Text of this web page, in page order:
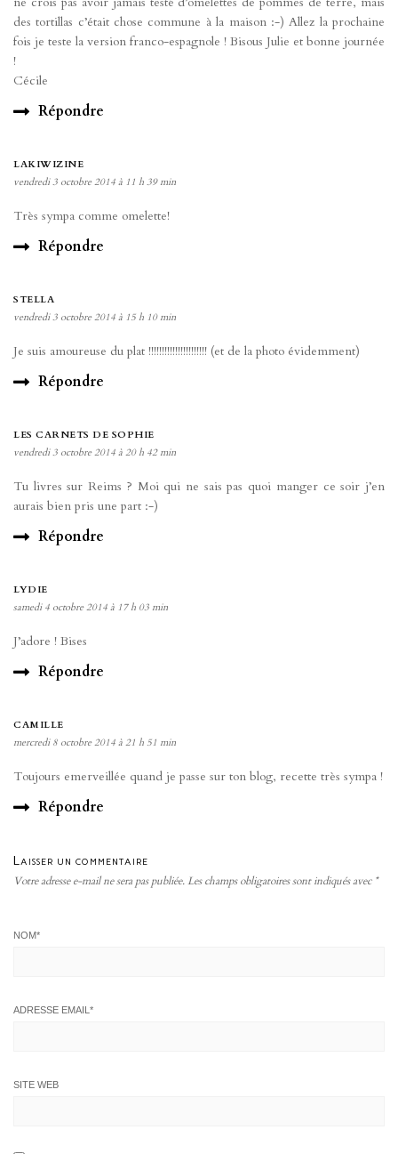
des tortillas c’était chose commune à la maison :-) Allez la prochaine
fois je teste la version franco-espagnole ! Bisous Julie et bonne journée
!
Cécile
Répondre
LAKIWIZINE
vendredi 3 octobre 2014 à 11 h 39 min
Très sympa comme omelette!
Répondre
STELLA
vendredi 3 octobre 2014 à 15 h 10 min
Je suis amoureuse du plat !!!!!!!!!!!!!!!!!!!!!! (et de la photo évidemment)
Répondre
LES CARNETS DE SOPHIE
vendredi 3 octobre 2014 à 20 h 42 min
Tu livres sur Reims ? Moi qui ne sais pas quoi manger ce soir j’en
aurais bien pris une part :-)
Répondre
LYDIE
samedi 4 octobre 2014 à 17 h 03 min
J’adore ! Bises
Répondre
CAMILLE
mercredi 8 octobre 2014 à 21 h 51 min
Toujours emerveillée quand je passe sur ton blog, recette très sympa !
Répondre
Laisser un commentaire
Votre adresse e-mail ne sera pas publiée.Les champs obligatoires sont indiqués avec *
NOM*
ADRESSE EMAIL *
SITE WEB